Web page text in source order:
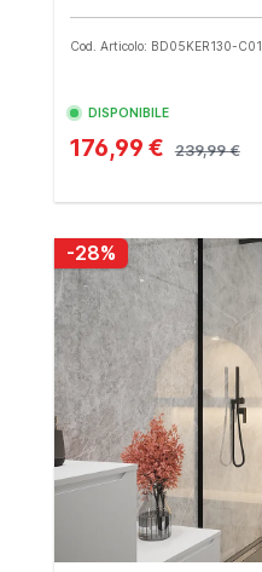
Cod. Articolo: BD05KER130-C01
DISPONIBILE
176,99 € 239,99 €
-28%